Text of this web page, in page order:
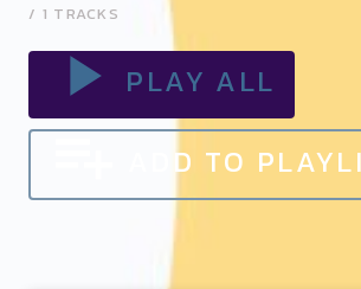
/ 1 TRACKS
play_arrow PLAY ALL
ADD TO